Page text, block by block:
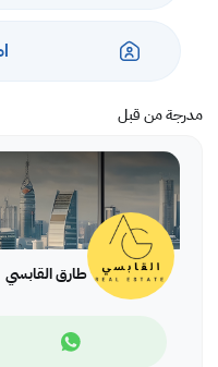
مدرجة من قبل
طارق القابسي